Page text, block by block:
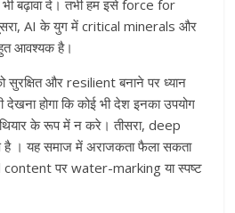
बढ़ावा दे। तभी हम इसे force for
AI के युग में critical minerals और
आवश्यक है।
और resilient बनाने पर ध्यान
देखना होगा कि कोई भी देश इनका उपयोग
के रूप में न करे। तीसरा, deep
है । यह समाज में अराजकता फैला सकता
पर water-marking या स्पष्ट